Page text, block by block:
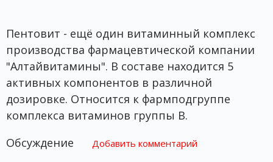
Пентовит - ещё один витаминный комплекс
производства фармацевтической компании
"Алтайвитамины". В составе находится 5
активных компонентов в различной
дозировке. Относится к фармподгруппе
комплекса витаминов группы В.
Обсуждение
Добавить комментарий